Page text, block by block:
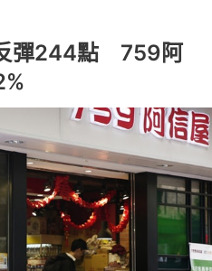
反彈244點 759阿